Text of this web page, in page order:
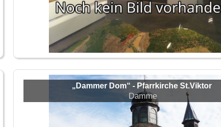
„Dammer Dom“ - Pfarrkirche St.Viktor
Damme